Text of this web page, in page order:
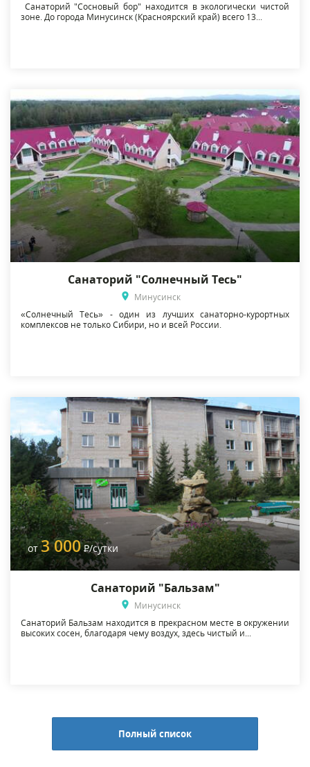
Санаторий "Сосновый бор" находится в экологически чистой
зоне. До города Минусинск (Красноярский край) всего 13...
Санаторий "Солнечный Тесь"
Минусинск
«Солнечный Тесь» - один из лучших санаторно-курортных
комплексов не только Сибири, но и всей России.
от3 000 Р/сутки
Санаторий "Бальзам"
Минусинск
Санаторий Бальзам находится в прекрасном месте в окружении
высоких сосен, благодаря чему воздух, здесь чистый и...
Полный список